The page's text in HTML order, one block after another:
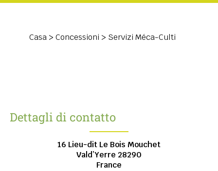
Casa > Concessioni > Servizi Méca-Culti
Dettagli di contatto
16 Lieu-dit Le Bois Mouchet
Vald’Yerre 28290
France